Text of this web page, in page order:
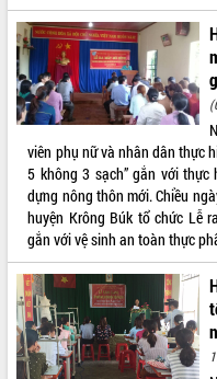
viên phụ nữ và nhân dân thực
5 không 3 sạch” gắn với
dựng nông thôn mới. Chiều
huyện Krông Búk tổ chức Lễ
gắn với vệ sinh an toàn thực